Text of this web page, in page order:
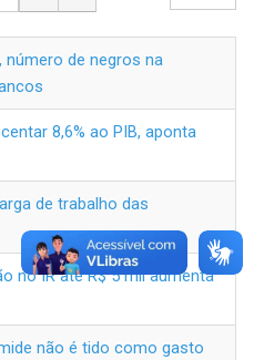
número de negros na
8,6% ao PIB, aponta
de trabalho das
no IR até R$ 5 mil aumenta
não é tido como gasto